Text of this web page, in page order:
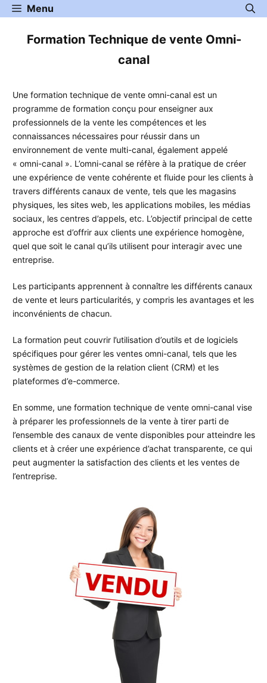
Aller
au
contenu
Menu
Formation Technique de vente Omni-
canal
Une formation technique de vente omni-canal est un
programme de formation conçu pour enseigner aux
professionnels de la vente les compétences et les
connaissances nécessaires pour réussir dans un
environnement de vente multi-canal, également appelé
« omni-canal ». L’omni-canal se réfère à la pratique de créer
une expérience de vente cohérente et fluide pour les clients à
travers différents canaux de vente, tels que les magasins
physiques, les sites web, les applications mobiles, les médias
sociaux, les centres d’appels, etc. L’objectif principal de cette
approche est d’offrir aux clients une expérience homogène,
quel que soit le canal qu’ils utilisent pour interagir avec une
entreprise.
Les participants apprennent à connaître les différents canaux
de vente et leurs particularités, y compris les avantages et les
inconvénients de chacun.
La formation peut couvrir l’utilisation d’outils et de logiciels
spécifiques pour gérer les ventes omni-canal, tels que les
systèmes de gestion de la relation client (CRM) et les
plateformes d’e-commerce.
En somme, une formation technique de vente omni-canal vise
à préparer les professionnels de la vente à tirer parti de
l’ensemble des canaux de vente disponibles pour atteindre les
clients et à créer une expérience d’achat transparente, ce qui
peut augmenter la satisfaction des clients et les ventes de
l’entreprise.